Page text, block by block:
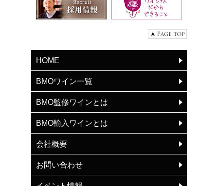
HOME
BMOワイン一覧
BMO監修ワインとは
BMO輸入ワインとは
会社概要
お問い合わせ